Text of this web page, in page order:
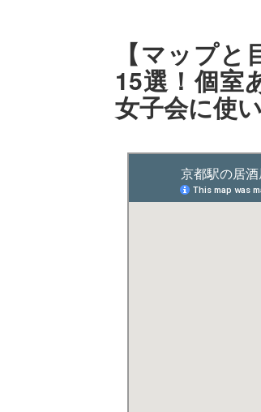
【マップ
15選！個室
女子会に使